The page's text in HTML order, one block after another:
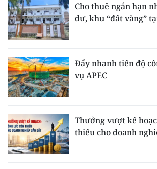
Cho thuê ngắn hạn
dư, khu “đất vàng”
Đẩy nhanh tiến độ
vụ APEC
Thưởng vượt kế
thiếu cho doanh